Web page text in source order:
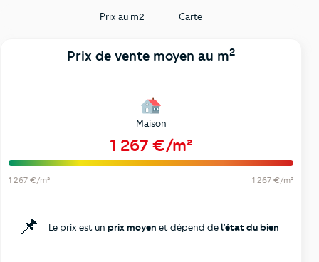
Prix au m2 Carte
Prix de vente moyen au m2
Maison
1 267 €/m²
1 267 €/m² 1 267 €/m²
📌 Le prix est un prix moyen et dépend del’état du bien